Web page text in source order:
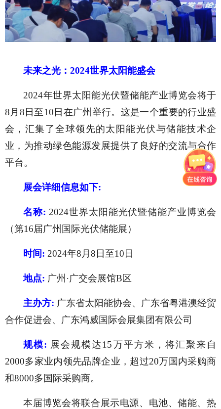
未来之光： 2024世界太阳能盛会
2024年世界太阳能光伏暨储能产业博览会将于
8月8日至10日在广州举行。这是一个重要的行业盛
会，汇集了全球领先的太阳能光伏与储能技术企
业，为推动绿色能源发展提供了良好的交流与合作
平台。
展会详细信息如下:
名称: 2024世界太阳能光伏暨储能产业博览会
（第16届广州国际光伏储能展）
时间: 2024年8月8日至10日
地点: 广州 ·广交会展馆B区
主办方: 广东省太阳能协会、广东省粤港澳经贸
合作促进会、广东鸿威国际会展集团有限公司
规模: 展会规模达15万平方米，将汇聚来自
2000多家业内领先品牌企业，超过20万国内采购商
和8000多国际采购商。
本届博览会将联合展示电源、电池、储能、热